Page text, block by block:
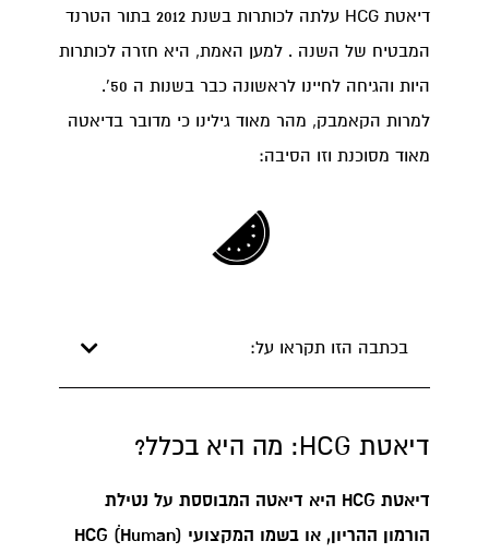
דיאטת HCG עלתה לכותרות בשנת 2012 בתור הטרנד
המבטיח של השנה . למען האמת, היא חזרה לכותרות
היות והגיחה לחיינו לראשונה כבר בשנות ה 50'.
למרות הקאמבק, מהר מאוד גילינו כי מדובר בדיאטה
מאוד מסוכנת וזו הסיבה:
בכתבה הזו תקראו על:
דיאטת HCG: מה היא בכלל?
דיאטת HCG היא דיאטה המבוססת על נטילת
הורמון ההריון, או בשמו המקצועי (HCG ׁ(Human